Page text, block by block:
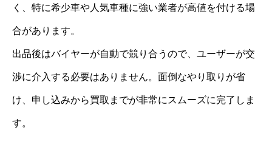
く、特に希少車や人気車種に強い業者が高値を付ける場
合があります。
出品後はバイヤーが自動で競り合うので、ユーザーが交
渉に介入する必要はありません。面倒なやり取りが省
け、申し込みから買取までが非常にスムーズに完了しま
す。